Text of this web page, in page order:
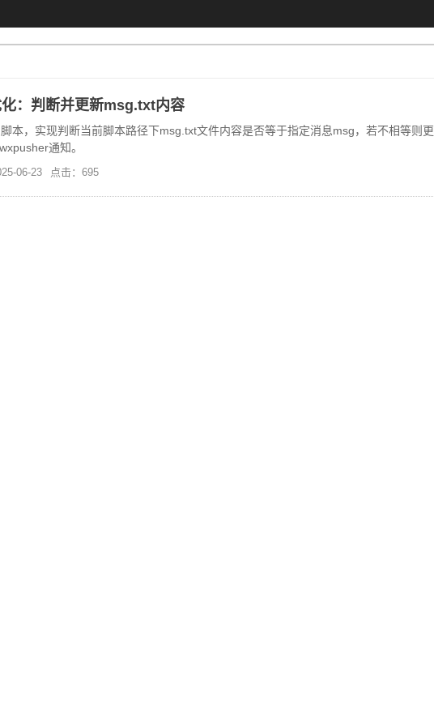
：判断并更新msg.txt内容
本，实现判断当前脚本路径下msg.txt文件内容是否等于指定消息msg，若不相等则更
通知。
06-23 点击：695